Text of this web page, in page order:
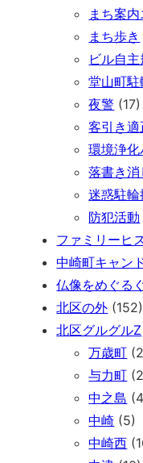
まち案
まち歩き
ビル自
堂山町駐
夜警 (17)
客引き適
環境浄化
落書き消
迷惑駐輪
防犯活動
ファミリーヒ
中崎町キャン
仏像をめぐる
北区の外 (152)
北区グルグルZ
万歳町
与力町
中之島
中崎 (5)
中崎西